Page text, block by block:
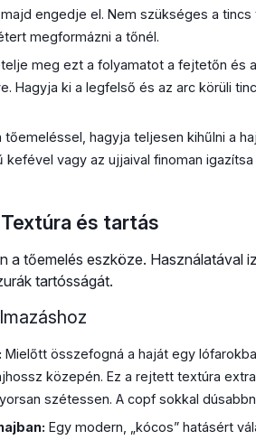
engedje el. Nem szükséges a
megformázni a tőnél.
meg ezt a folyamatot a fejtetőn és
Hagyja ki a legfelső és az arc körüli
tőemeléssel, hagyja teljesen kihűlni a
vagy az ujjaival finoman
és tartás
a tőemelés eszköze. Használatával
tartósságát.
Mielőtt összefogná a haját egy
közepén. Ez a rejtett textúra
szétessen. A copf sokkal
Egy modern, „kócos” hatásért